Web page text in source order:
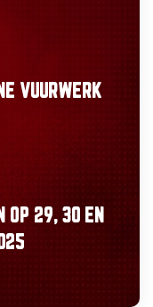
VUURWERK
OP 29, 30 EN